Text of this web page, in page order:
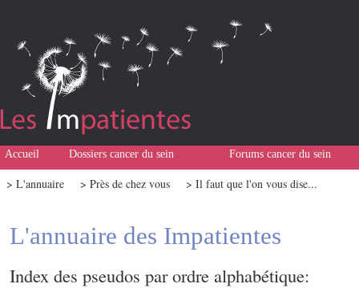
Accueil Dossiers cancer du sein Forums cancer du sein
> L'annuaire > Près de chez vous > Il faut que l'on vous dise...
L'annuaire des Impatientes
Index des pseudos par ordre alphabétique: